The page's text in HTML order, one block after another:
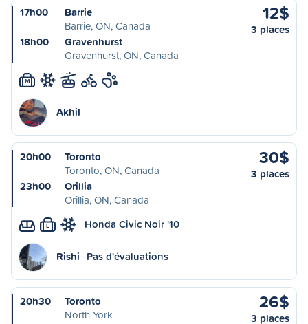
17h00
Barrie
Barrie, ON, Canada
18h00
Gravenhurst
Gravenhurst, ON, Canada
12$
3 places
M
Akhil
20h00
Toronto
Toronto, ON, Canada
23h00
Orillia
Orillia, ON, Canada
30$
3 places
L Honda Civic Noir '10
Rishi Pas d'évaluations
20h30
Toronto
North York
26$
3 places